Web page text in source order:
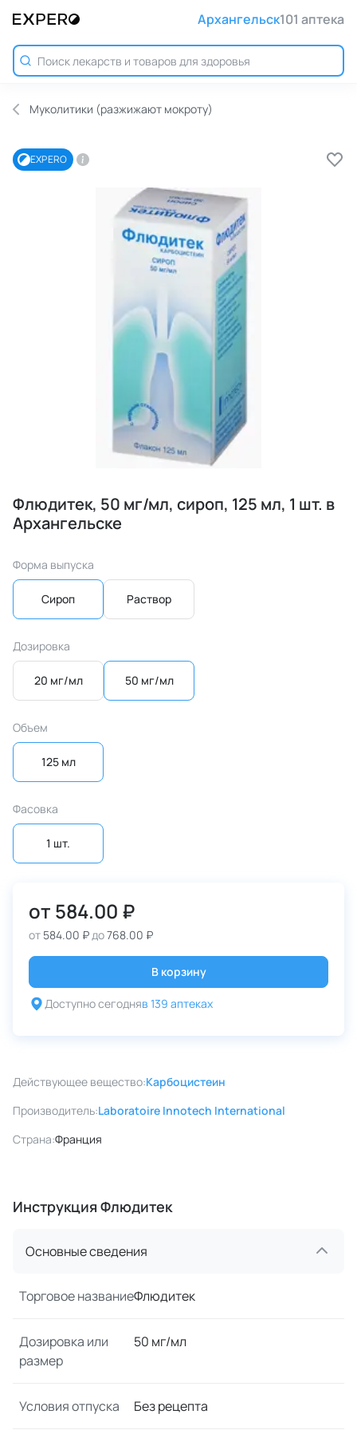
Архангельск101 аптека
Муколитики (разжижают мокроту)
EXPERO
Флюдитек, 50 мг/мл, сироп, 125 мл, 1 шт. в
Архангельске
Форма выпуска
Сироп Раствор
Дозировка
20 мг/мл 50 мг/мл
Объем
125 мл
Фасовка
1 шт.
от 584.00 ₽
от 584.00 ₽до768.00 ₽
В корзину
Доступно сегодняв 139 аптеках
Действующее вещество:Карбоцистеин
Производитель:Laboratoire Innotech International
Страна:Франция
Инструкция Флюдитек
Основные сведения
Торговое названиеФлюдитек
Дозировка или
размер
50 мг/мл
Условия отпуска Без рецепта